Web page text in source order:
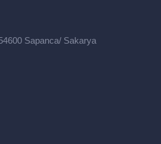
Sapanca/ Sakarya